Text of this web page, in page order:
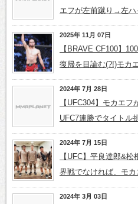
エフが左前蹴り→左ハ
2025年 11月 07日
【BRAVE CF100】
復帰を目論む(?!)モカ
2024年 7月 28日
【UFC304】モカエフ
UFC7連勝でタイトル
2024年 7月 15日
【UFC】平良達郎&
界戦でなければ、モカ
2024年 3月 03日